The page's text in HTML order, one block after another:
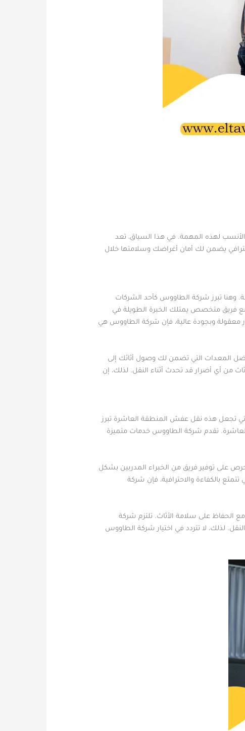
لهذه المهمة. في هذا السياق، تعد
يضمن لك أمان أغراضك وسلامتها خلال
وهنا تبرز شركة الطاووس كأحد الشركات
فريق متخصص يمتلك الخبرة الطويلة في
معقولة وبجودة عالية، فإن شركة الطاووس هي
المعدات التي تضمن لك وصول أثاثك إلى
من أي أضرار قد تحدث أثناء النقل. لذلك، إن
تجعل هذه نقل عفش المنطقة العاشرة تبرز
تقدم شركة الطاووس خدمات متميزة
على توفير فريق من الخبراء المدربين بشكل
بالكفاءة والاحترافية، فإن شركة
على سلامة الأثاث. تلتزم شركة
لذلك، لا تتردد في اختيار شركة الطاووس